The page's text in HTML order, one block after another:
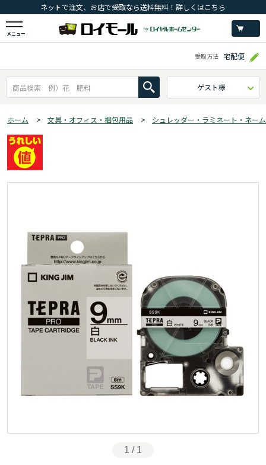
ネットで注文、お店で受取なら送料無料！詳しくはこちら
メニュー
受取方法 宅配便
ゲスト様
ホーム > 文具・オフィス・梱包用品 > シュレッダー・ラミネート・ネー
1 / 1